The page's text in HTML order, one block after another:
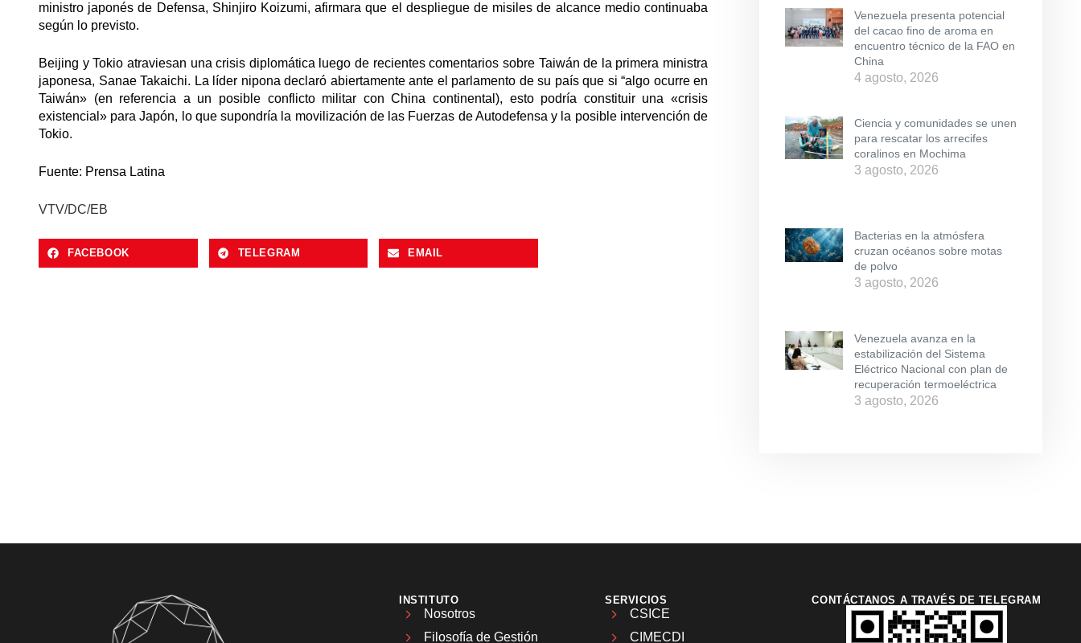
ministro japonés de Defensa, Shinjiro Koizumi, afirmara que el despliegue de misiles de alcance medio continuaba
según lo previsto.
Beijing y Tokio atraviesan una crisis diplomática luego de recientes comentarios sobre Taiwán de la primera ministra
japonesa, Sanae Takaichi. La líder nipona declaró abiertamente ante el parlamento de su país que si “algo ocurre en
Taiwán» (en referencia a un posible conflicto militar con China continental), esto podría constituir una «crisis
existencial» para Japón, lo que supondría la movilización de las Fuerzas de Autodefensa y la posible intervención de
Tokio.
Fuente: Prensa Latina
VTV/DC/EB
FACEBOOK TELEGRAM EMAIL
Venezuela presenta potencial
del cacao fino de aroma en
encuentro técnico de la FAO en
China
4 agosto, 2026
Ciencia y comunidades se unen
para rescatar los arrecifes
coralinos en Mochima
3 agosto, 2026
Bacterias en la atmósfera
cruzan océanos sobre motas
de polvo
3 agosto, 2026
Venezuela avanza en la
estabilización del Sistema
Eléctrico Nacional con plan de
recuperación termoeléctrica
3 agosto, 2026
INSTITUTO
Nosotros
Filosofía de Gestión
SERVICIOS
CSICE
CIMECDI
CONTÁCTANOS A TRAVÉS DE TELEGRAM